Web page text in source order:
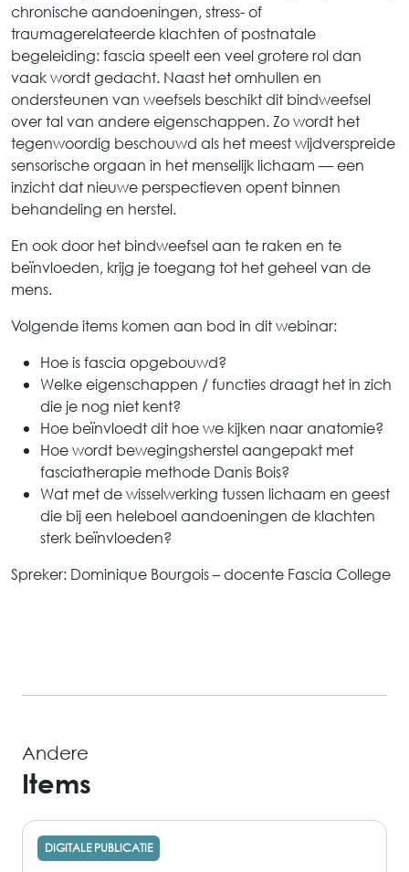
chronische aandoeningen, stress- of
traumagerelateerde klachten of postnatale
begeleiding: fascia speelt een veel grotere rol dan
vaak wordt gedacht. Naast het omhullen en
ondersteunen van weefsels beschikt dit bindweefsel
over tal van andere eigenschappen. Zo wordt het
tegenwoordig beschouwd als het meest wijdverspreide
sensorische orgaan in het menselijk lichaam — een
inzicht dat nieuwe perspectieven opent binnen
behandeling en herstel.
En ook door het bindweefsel aan te raken en te
beïnvloeden, krijg je toegang tot het geheel van de
mens.
Volgende items komen aan bod in dit webinar:
Hoe is fascia opgebouwd?
Welke eigenschappen / functies draagt het in zich
die je nog niet kent?
Hoe beïnvloedt dit hoe we kijken naar anatomie?
Hoe wordt bewegingsherstel aangepakt met
fasciatherapie methode Danis Bois?
Wat met de wisselwerking tussen lichaam en geest
die bij een heleboel aandoeningen de klachten
sterk beïnvloeden?
Spreker: Dominique Bourgois – docente Fascia College
Andere
Items
DIGITALE PUBLICATIE